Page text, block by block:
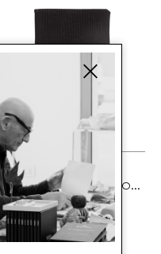
POLO RALPH LAUREN
SCIARPA UOMO NERO CON COSTE INGLESI
€ 125.00